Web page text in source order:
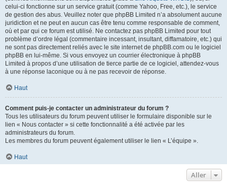
celui-ci fonctionne sur un service gratuit (comme Yahoo, Free, etc.), le service
de gestion des abus. Veuillez noter que phpBB Limited n’a absolument aucune
juridiction et ne peut en aucun cas être tenu comme responsable de comment,
où et par qui ce forum est utilisé. Ne contactez pas phpBB Limited pour tout
problème d’ordre légal (commentaire incessant, insultant, diffamatoire, etc.) qui
ne sont pas directement reliés avec le site internet de phpBB.com ou le logiciel
phpBB en lui-même. Si vous envoyez un courrier électronique à phpBB
Limited à propos d’une utilisation de tierce partie de ce logiciel, attendez-vous
à une réponse laconique ou à ne pas recevoir de réponse.
Haut
Comment puis-je contacter un administrateur du forum ?
Tous les utilisateurs du forum peuvent utiliser le formulaire disponible sur le
lien « Nous contacter » si cette fonctionnalité a été activée par les
administrateurs du forum.
Les membres du forum peuvent également utiliser le lien « L’équipe ».
Haut
Aller